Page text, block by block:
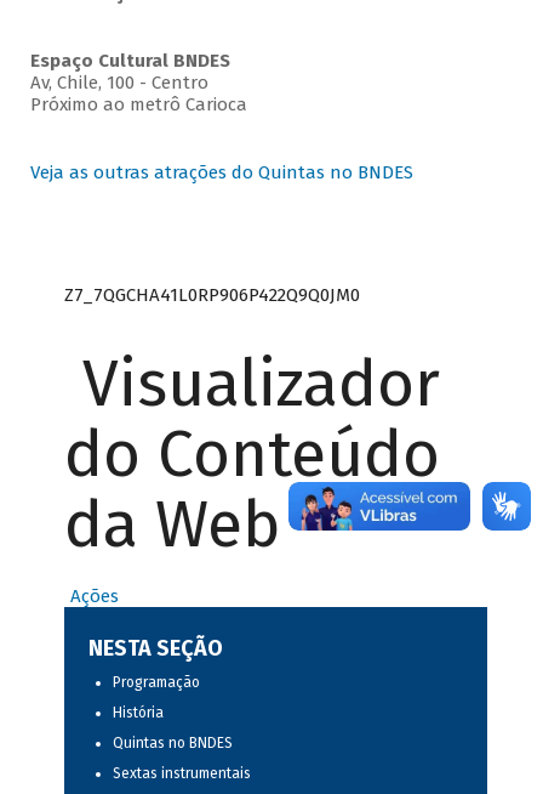
Espaço Cultural BNDES
Av, Chile, 100 - Centro
Próximo ao metrô Carioca
Veja as outras atrações do Quintas no BNDES
Z7_7QGCHA41L0RP906P422Q9Q0JM0
Visualizador
do Conteúdo
da Web
Ações
NESTA SEÇÃO
Programação
História
Quintas no BNDES
Sextas instrumentais